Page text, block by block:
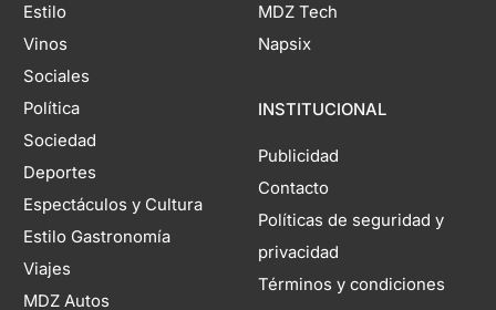
Estilo
Vinos
Sociales
Política
Sociedad
Deportes
Espectáculos y Cultura
Estilo Gastronomía
Viajes
MDZ Autos
MDZ Tech
Napsix
INSTITUCIONAL
Publicidad
Contacto
Políticas de seguridad y
privacidad
Términos y condiciones